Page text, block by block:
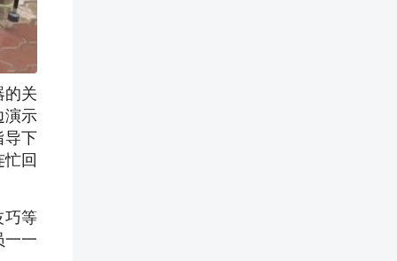
的关
演示
导下
回
巧等
一一